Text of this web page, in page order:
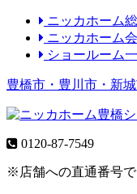
ニッカホーム
ニッカホーム
ショールーム
豊橋市・豊川市・新
0120-87-7549
※店舗への直通番号